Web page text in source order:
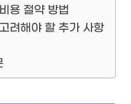
용 절약 방법
려해야 할 추가 사항